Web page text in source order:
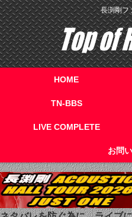
長渕剛フ
HOME
TN-BBS
LIVE COMPLETE
お問